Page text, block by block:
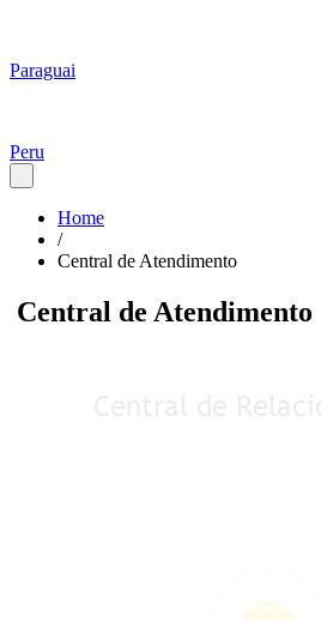
Paraguai
Peru
Home
/
Central de Atendimento
Central de Atendimento